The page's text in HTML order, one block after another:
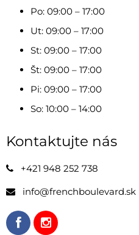
Po: 09:00 – 17:00
Ut: 09:00 – 17:00
St: 09:00 – 17:00
Št: 09:00 – 17:00
Pi: 09:00 – 17:00
So: 10:00 – 14:00
Kontaktujte nás
+421 948 252 738
info@frenchboulevard.sk